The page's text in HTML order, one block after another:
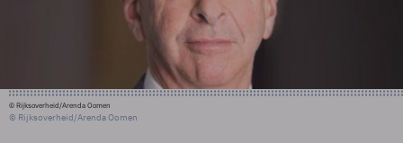
© Rijksoverheid/Arenda Oomen
© Rijksoverheid/Arenda Oomen